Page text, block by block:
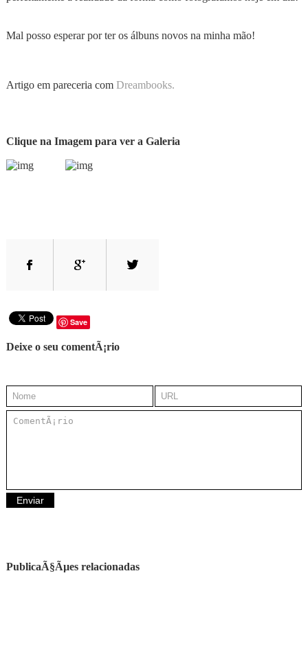
Mal posso esperar por ter os álbuns novos na minha mão!
Artigo em pareceria com Dreambooks.
Clique na Imagem para ver a Galeria
Save
Deixe o seu comentÃ¡rio
PublicaÃ§Ãµes relacionadas